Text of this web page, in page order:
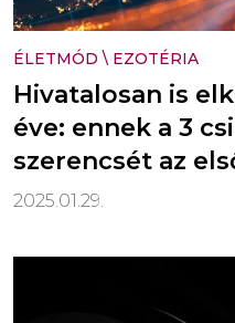
ÉLETMÓD \ EZOTÉRIA
Hivatalosan is
éve: ennek a 3
szerencsét az
2025.01.29.